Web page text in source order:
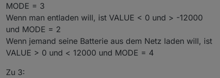
MODE = 3
Wenn man entladen will, ist VALUE < 0 und > -12000
und MODE = 2
Wenn jemand seine Batterie aus dem Netz laden will, ist
VALUE > 0 und < 12000 und MODE = 4
Zu 3: